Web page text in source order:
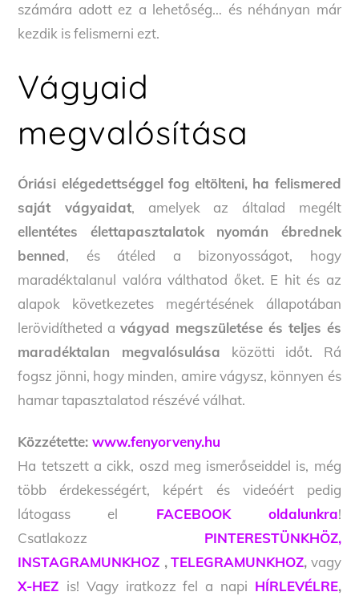
számára adott ez a lehetőség… és néhányan már
kezdik is felismerni ezt.
Vágyaid
megvalósítása
Óriási elégedettséggel fog eltölteni, ha felismered
saját vágyaidat, amelyek az általad megélt
ellentétes élettapasztalatok nyomán ébrednek
benned, és átéled a bizonyosságot, hogy
maradéktalanul valóra válthatod őket. E hit és az
alapok következetes megértésének állapotában
lerövidítheted avágyad megszületése és teljes és
maradéktalan megvalósulása közötti időt. Rá
fogsz jönni, hogy minden, amire vágysz, könnyen és
hamar tapasztalatod részévé válhat.
Közzétette:www.fenyorveny.hu
Ha tetszett a cikk, oszd meg ismerőseiddel is, még
több érdekességért, képért és videóért pedig
látogass el
FACEBOOK oldalunkra!
Csatlakozz PINTERESTÜNKHÖZ,
INSTAGRAMUNKHOZ , TELEGRAMUNKHOZ, vagy
X-HEZ is! Vagy iratkozz fel a napi HÍRLEVÉLRE,